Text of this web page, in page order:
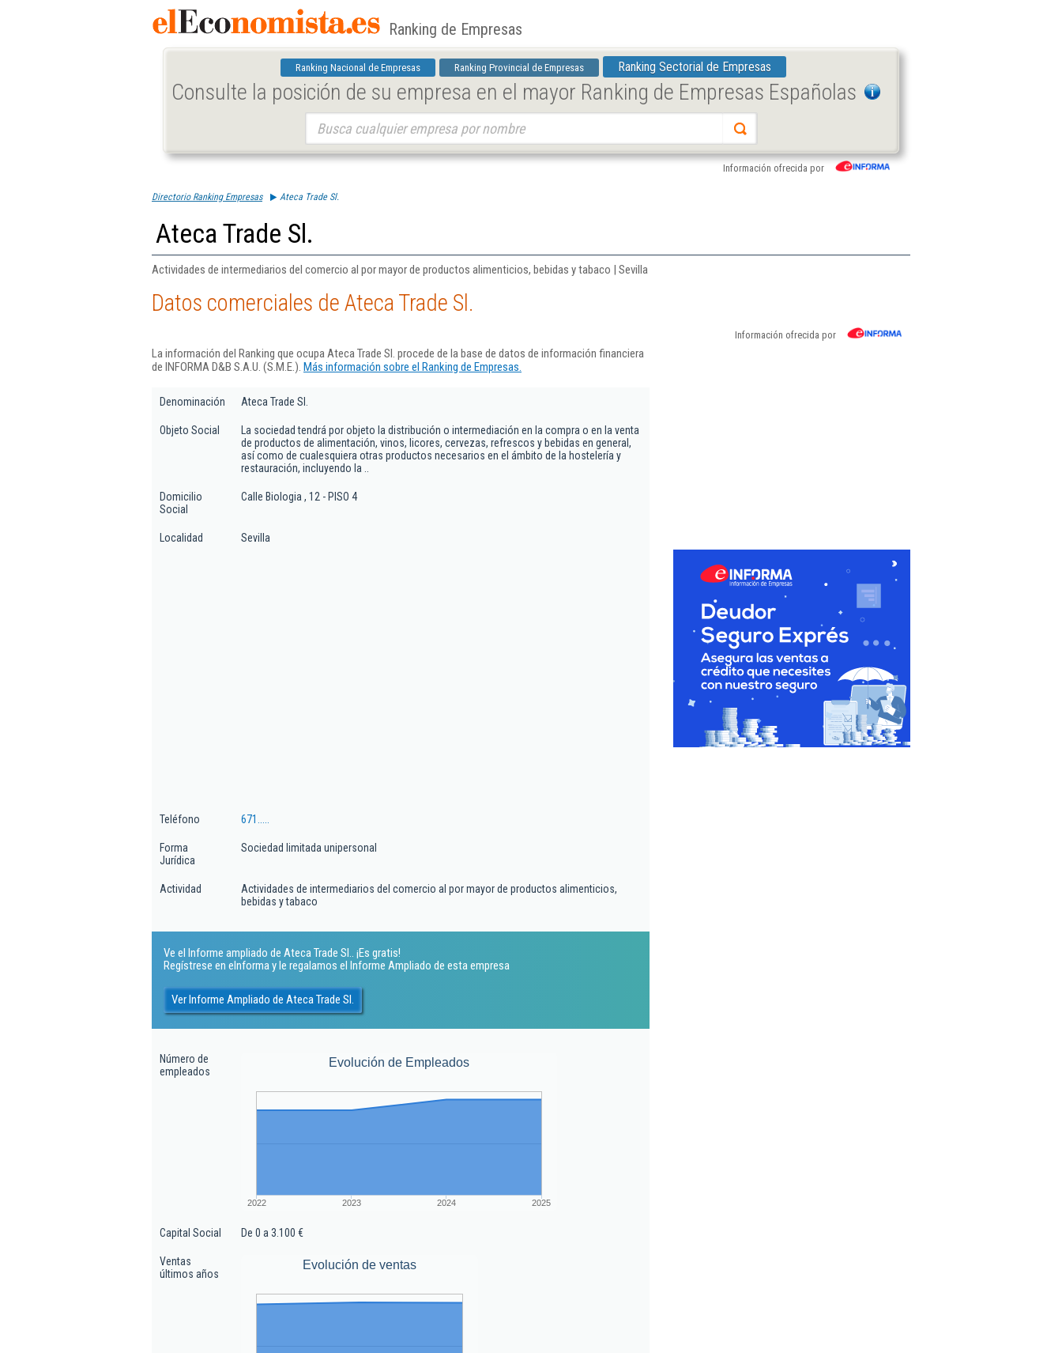
Ranking de Empresas
Ranking Nacional de Empresas Ranking Provincial de Empresas Ranking Sectorial de Empresas
Consulte la posición de su empresa en el mayor Ranking de Empresas Españolas
Información ofrecida por
Directorio Ranking Empresas Ateca Trade Sl.
Ateca Trade Sl.
Actividades de intermediarios del comercio al por mayor de productos alimenticios, bebidas y tabaco | Sevilla
Datos comerciales de Ateca Trade Sl.
Información ofrecida por
La información del Ranking que ocupa Ateca Trade Sl. procede de la base de datos de información financiera
de INFORMA D&B S.A.U. (S.M.E.). Más información sobre el Ranking de Empresas.
Denominación Ateca Trade Sl.
Objeto Social
La sociedad tendrá por objeto la distribución o intermediación en la compra o en la venta
de productos de alimentación, vinos, licores, cervezas, refrescos y bebidas en general,
así como de cualesquiera otras productos necesarios en el ámbito de la hostelería y
restauración, incluyendo la ..
Domicilio
Social
Calle Biologia , 12 - PISO 4
Localidad Sevilla
Teléfono 671.....
Forma
Jurídica
Sociedad limitada unipersonal
Actividad
Actividades de intermediarios del comercio al por mayor de productos alimenticios,
bebidas y tabaco
Ve el Informe ampliado de Ateca Trade Sl.. ¡Es gratis!
Regístrese en eInforma y le regalamos el Informe Ampliado de esta empresa
Ver Informe Ampliado de Ateca Trade Sl.
Número de
empleados
Evolución de Empleados
2022 2023 2024 2025
Capital Social De 0 a 3.100 €
Ventas
últimos años
Evolución de ventas